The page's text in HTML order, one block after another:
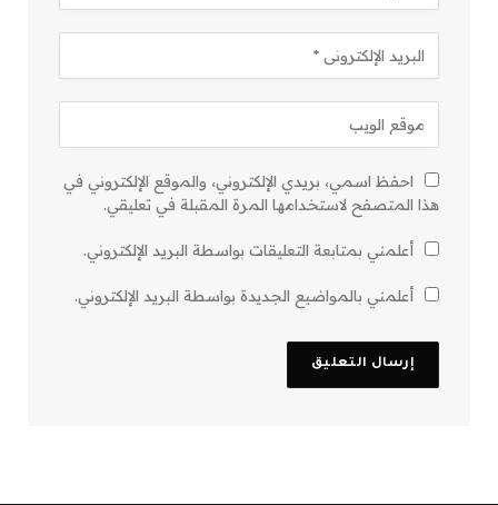
احفظ اسمي، بريدي الإلكتروني، والموقع الإلكتروني في
هذا المتصفح لاستخدامها المرة المقبلة في تعليقي.
أعلمني بمتابعة التعليقات بواسطة البريد الإلكتروني.
أعلمني بالمواضيع الجديدة بواسطة البريد الإلكتروني.